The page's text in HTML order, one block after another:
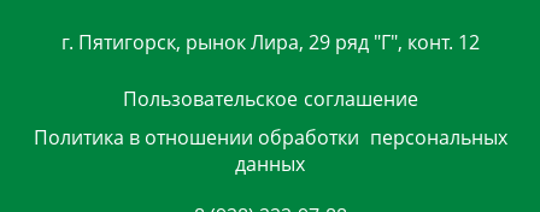
г. Пятигорск, рынок Лира, 29 ряд "Г", конт. 12
Пользовательское соглашение
Политика в отношении обработки персональных
данных